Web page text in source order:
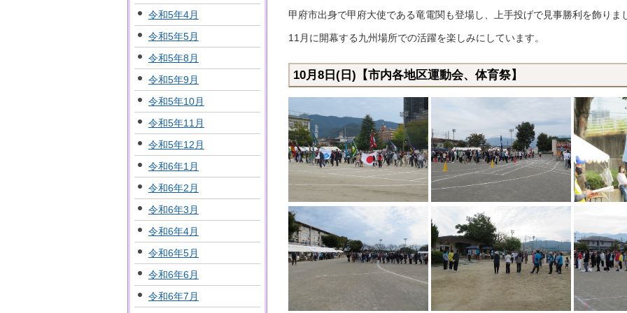
令和5年4月
令和5年5月
令和5年8月
令和5年9月
令和5年10月
令和5年11月
令和5年12月
令和6年1月
令和6年2月
令和6年3月
令和6年4月
令和6年5月
令和6年6月
令和6年7月
甲府市出身で甲府大使である竜電関も登場し、上手投げで見事勝利を飾りま
11月に開幕する九州場所での活躍を楽しみにしています。
10月8日(日)【市内各地区運動会、体育祭】